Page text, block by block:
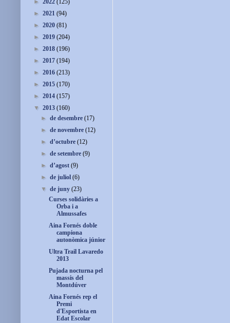
► 2022 (125)
► 2021 (94)
► 2020 (81)
► 2019 (204)
► 2018 (196)
► 2017 (194)
► 2016 (213)
► 2015 (170)
► 2014 (157)
▼ 2013 (160)
►de desembre(17)
►de novembre(12)
►d’octubre(12)
►de setembre(9)
►d’agost(9)
►de juliol(6)
▼de juny(23)
Curses solidàries a
Orba i a
Almussafes
Aina Fornés doble
campiona
autonòmica júnior
Ultra Trail Lavaredo
2013
Pujada nocturna pel
massis del
Montdúver
Aina Fornés rep el
Premi
d'Esportista en
Edat Escolar